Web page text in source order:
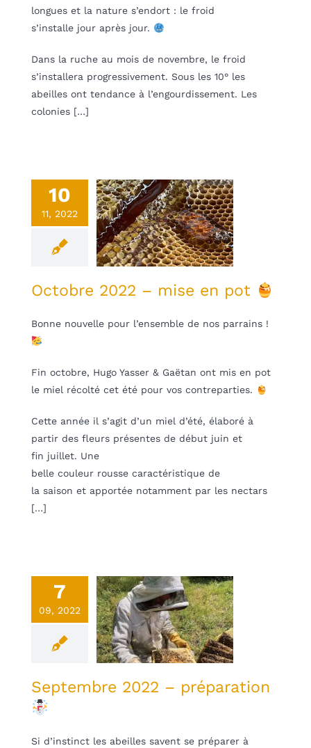
longues et la nature s’endort : le froid
s’installe jour après jour.
Dans la ruche au mois de novembre, le froid
s’installera progressivement. Sous les 10° les
abeilles ont tendance à l’engourdissement. Les
colonies […]
10
11, 2022
2022 –
en pot
Non classifié(e)
Octobre 2022 – mise en pot
Bonne nouvelle pour l’ensemble de nos parrains !
Fin octobre, Hugo Yasser & Gaëtan ont mis en pot
le miel récolté cet été pour vos contreparties.
Cette année il s’agit d’un miel d’été, élaboré à
partir des fleurs présentes de début juin et
fin juillet. Une
belle couleur rousse caractéristique de
la saison et apportée notamment par les nectars
[…]
7
09, 2022
2022 –
Septembre 2022 – préparation
Si d’instinct les abeilles savent se préparer à